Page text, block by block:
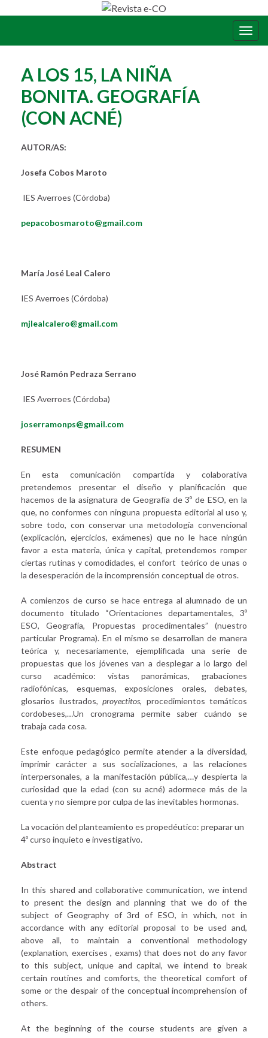
la
A LOS 15, LA NIÑA
BONITA. GEOGRAFÍA
(CON ACNÉ)
AUTOR/AS:
Josefa Cobos Maroto
IES Averroes (Córdoba)
pepacobosmaroto@gmail.com
María José Leal Calero
IES Averroes (Córdoba)
mjlealcalero@gmail.com
José Ramón Pedraza Serrano
IES Averroes (Córdoba)
joserramonps@gmail.com
RESUMEN
En esta comunicación compartida y colaborativa
pretendemos presentar el diseño y planificación que
hacemos de la asignatura de Geografía de 3º de ESO, en la
que, no conformes con ninguna propuesta editorial al uso y,
sobre todo, con conservar una metodología convencional
(explicación, ejercicios, exámenes) que no le hace ningún
favor a esta materia, única y capital, pretendemos romper
ciertas rutinas y comodidades, el confort teórico de unas o
la desesperación de la incomprensión conceptual de otros.
A comienzos de curso se hace entrega al alumnado de un
documento titulado “Orientaciones departamentales, 3º
ESO, Geografía, Propuestas procedimentales” (nuestro
particular Programa). En el mismo se desarrollan de manera
teórica y, necesariamente, ejemplificada una serie de
propuestas que los jóvenes van a desplegar a lo largo del
curso académico: vistas panorámicas, grabaciones
radiofónicas, esquemas, exposiciones orales, debates,
glosarios ilustrados, proyectitos, procedimientos temáticos
cordobeses,…Un cronograma permite saber cuándo se
trabaja cada cosa.
Este enfoque pedagógico permite atender a la diversidad,
imprimir carácter a sus socializaciones, a las relaciones
interpersonales, a la manifestación pública,…y despierta la
curiosidad que la edad (con su acné) adormece más de la
cuenta y no siempre por culpa de las inevitables hormonas.
La vocación del planteamiento es propedéutico: preparar un
4º curso inquieto e investigativo.
Abstract
In this shared and collaborative communication, we intend
to present the design and planning that we do of the
subject of Geography of 3rd of ESO, in which, not in
accordance with any editorial proposal to be used and,
above all, to maintain a conventional methodology
(explanation, exercises , exams) that does not do any favor
to this subject, unique and capital, we intend to break
certain routines and comforts, the theoretical comfort of
some or the despair of the conceptual incomprehension of
others.
At the beginning of the course students are given a